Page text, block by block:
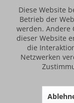
Diese Website
Betrieb der
werden. Andere
dieser Website
die
Netzwerken